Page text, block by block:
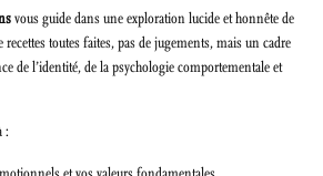
vous guide dans une exploration lucide et honnête de
toutes faites, pas de jugements, mais un cadre
de l’identité, de la psychologie comportementale et
: